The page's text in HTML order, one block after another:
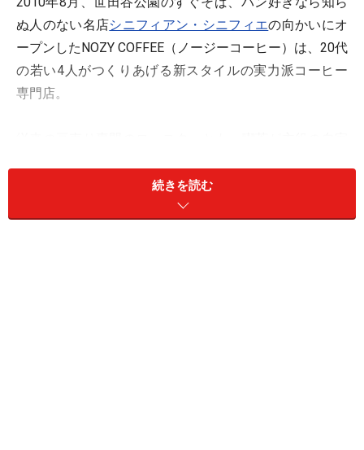
ぬ人のない名店シニフィアン・シニフィエの向かいにオ
ープンしたNOZY COFFEE（ノージーコーヒー）は、20代
の若い4人がつくりあげる新スタイルの実力派コーヒー
専門店。
そのスタイルへの注目度は高く、日本各地はもとより海
外からもコーヒー好きのお客さまが訪れて、コーヒー豆
続きを読む